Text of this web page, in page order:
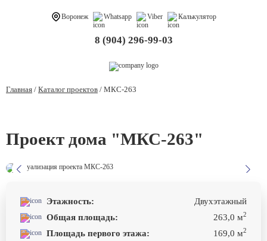
Воронеж Whatsapp Viber Калькулятор
8 (904) 296-99-03
Главная / Каталог проектов / МКС-263
Проект дома "МКС-263"
Этажность:
Двухэтажный
Общая площадь:
263,0 м2
Площадь первого этажа: 169,0 м2